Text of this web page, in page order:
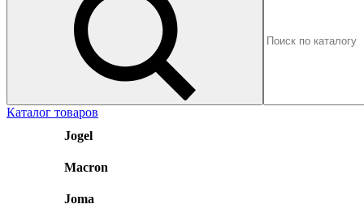
Каталог товаров
Jogel
Macron
Joma